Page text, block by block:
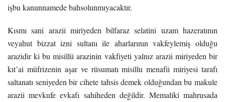
işbu kanunnamede bahsolunmıyacaktır.
Kısmı sani arazii miriyeden bilfaraz selatini uzam hazeratının
veyahut bizzat izni sultanı ile aharlarının vakfeylemiş olduğu
arazidir ki bu misillü arazinin vakfiyeti yalnız arazii miriyeden bir
kıt’ai müfrizenin aşar ve rüsumatı misillu menafii miriyesi tarafı
saltanatı seniyeden bir cihete tahsis demek olduğundan bu makule
arazii mevkufe evkafı sahiheden değildir. Memaliki mahrusada